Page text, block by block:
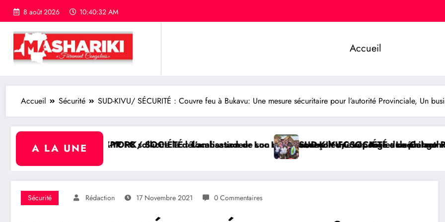
8 août 2026 10:40:33 AM
Accueil
Accueil Sécurité SUD-KIVU/ SÉCURITÉ : Couvre feu à Bukavu: Une mesure sécuritaire pour l’autorité Provinciale, Un
A LA UNE
FC sollicite la délocalisation de son match contre le FC Les Aigles du Congo
YORK/ SOCIÉTÉ : L’ambassadeur Luc Lusumba reçoit une réponse du sénateur Rick Scott sur la
SUD-KIVU/ SOCIÉTÉ : Le philanthrope Frank MwakaRDC/
Sécurité Rédaction 17 Novembre 2021 0 Commentaires